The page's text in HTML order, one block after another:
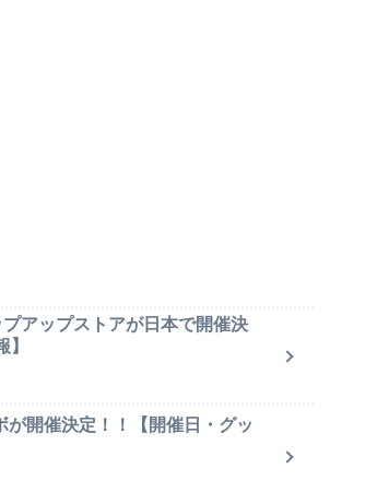
アップストアが日本で開催決
開催決定！！【開催日・グッ